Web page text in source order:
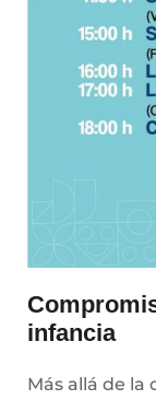
infancia
Más allá de la